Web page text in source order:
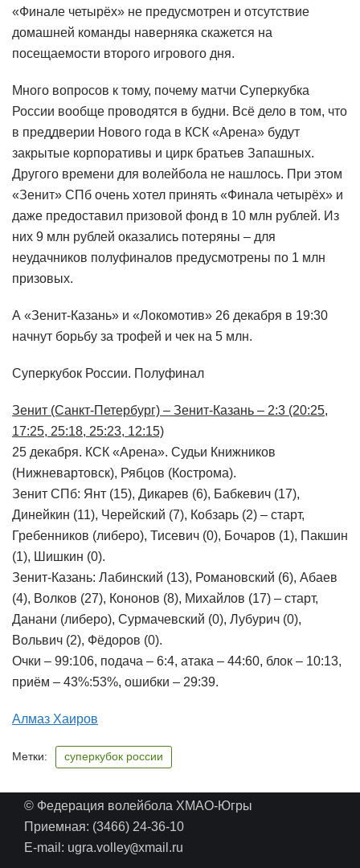
«Финале четырёх» не предусмотрен и отсутствие
домашней команды наверняка скажется на
посещаемости второго игрового дня.
Много вопросов к тому, почему матчи Суперкубка
России вообще проводятся в будни. Всё дело в том, что
в преддверии Нового года в КСК «Арена» будут
закрытые корпоративы и цирк братьев Запашных.
Другого времени для волейбола не нашлось. При этом
«Зенит» СПб очень хотел принять «Финала четырёх» и
даже предоставил призовой фонд в 10 млн рублей. Из
них 9 млн рублей оказались потеряны – для
неудачников полуфиналов предусмотрены по 1 млн
призовых.
А «Зенит-Казань» и «Локомотив» 26 декабря в 19:30
начнут борьбу за трофей и чек на 5 млн.
Суперкубок России. Полуфинал
Зенит (Санкт-Петербург) – Зенит-Казань – 2:3 (20:25,
17:25, 25:18, 25:23, 12:15)
25 декабря. КСК «Арена». Судьи Книжников
(Нижневартовск), Рябцов (Кострома).
Зенит СПб: Янт (15), Дикарев (6), Бабкевич (17),
Динейкин (11), Черейский (7), Кобзарь (2) – старт,
Гребенников (либеро), Тисевич (0), Бочаров (1), Пакшин
(1), Шишкин (0).
Зенит-Казань: Лабинский (13), Романовский (6), Абаев
(4), Волков (27), Кононов (8), Михайлов (17) – старт,
Данани (либеро), Сурмачевский (0), Лубурич (0),
Вольвич (2), Фёдоров (0).
Очки – 99:106, подача – 6:4, атака – 44:60, блок – 10:13,
приём – 43%:53%, ошибки – 29:39.
Алмаз Хаиров
Метки: суперкубок россии
© Федерация волейбола ХМАО-Югры
Приемная: (3466) 24-36-10
E-mail: ugra.volley@xmail.ru